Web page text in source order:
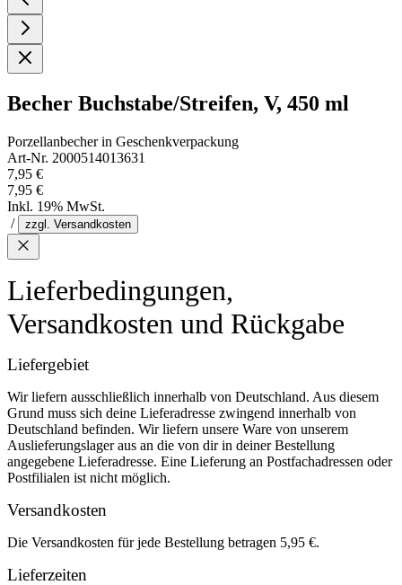
Becher Buchstabe/Streifen, V, 450 ml
Porzellanbecher in Geschenkverpackung
Art-Nr. 2000514013631
7,95 €
7,95 €
Inkl. 19% MwSt.
/
zzgl. Versandkosten
Lieferbedingungen,
Versandkosten und Rückgabe
Liefergebiet
Wir liefern ausschließlich innerhalb von Deutschland. Aus diesem
Grund muss sich deine Lieferadresse zwingend innerhalb von
Deutschland befinden. Wir liefern unsere Ware von unserem
Auslieferungslager aus an die von dir in deiner Bestellung
angegebene Lieferadresse. Eine Lieferung an Postfachadressen oder
Postfilialen ist nicht möglich.
Versandkosten
Die Versandkosten für jede Bestellung betragen 5,95 €.
Lieferzeiten